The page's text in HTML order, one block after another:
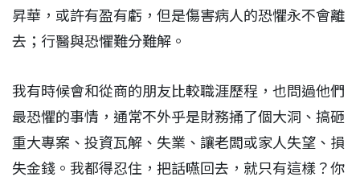
昇華，或許有盈有虧，但是傷害病人的恐懼永不會離
去；行醫與恐懼難分難解。
我有時候會和從商的朋友比較職涯歷程，也問過他們
最恐懼的事情，通常不外乎是財務捅了個大洞、搞砸
重大專案、投資瓦解、失業、讓老闆或家人失望、損
失金錢。我都得忍住，把話嚥回去，就只有這樣？你